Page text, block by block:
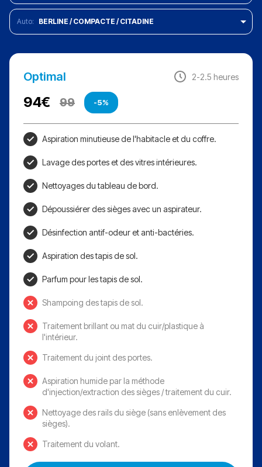
BERLINE / COMPACTE / CITADINE
94€ 99 -5%
Optimal 2-2.5 heures
Aspiration minutieuse de l'habitacle et du coffre.
Lavage des portes et des vitres intérieures.
Nettoyages du tableau de bord.
Dépoussiérer des sièges avec un aspirateur.
Désinfection antif-odeur et anti-bactéries.
Aspiration des tapis de sol.
Parfum pour les tapis de sol.
Shampoing des tapis de sol.
Traitement brillant ou mat du cuir/plastique à
l'intérieur.
Traitement du joint des portes.
Aspiration humide par la méthode
d'injection/extraction des sièges / traitement du cuir.
Nettoyage des rails du siège (sans enlèvement des
sièges).
Traitement du volant.